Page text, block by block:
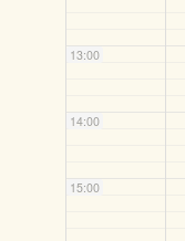
13:00
14:00
15:00